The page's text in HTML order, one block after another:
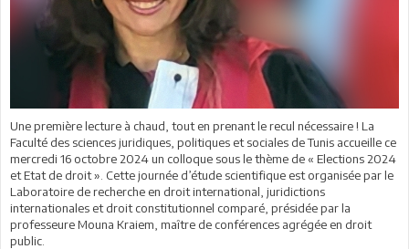
Une première lecture à chaud, tout en prenant le recul nécessaire ! La
Faculté des sciences juridiques, politiques et sociales de Tunis accueille ce
mercredi 16 octobre 2024 un colloque sous le thème de « Elections 2024
et Etat de droit ». Cette journée d’étude scientifique est organisée par le
Laboratoire de recherche en droit international, juridictions
internationales et droit constitutionnel comparé, présidée par la
professeure Mouna Kraiem, maître de conférences agrégée en droit
public.